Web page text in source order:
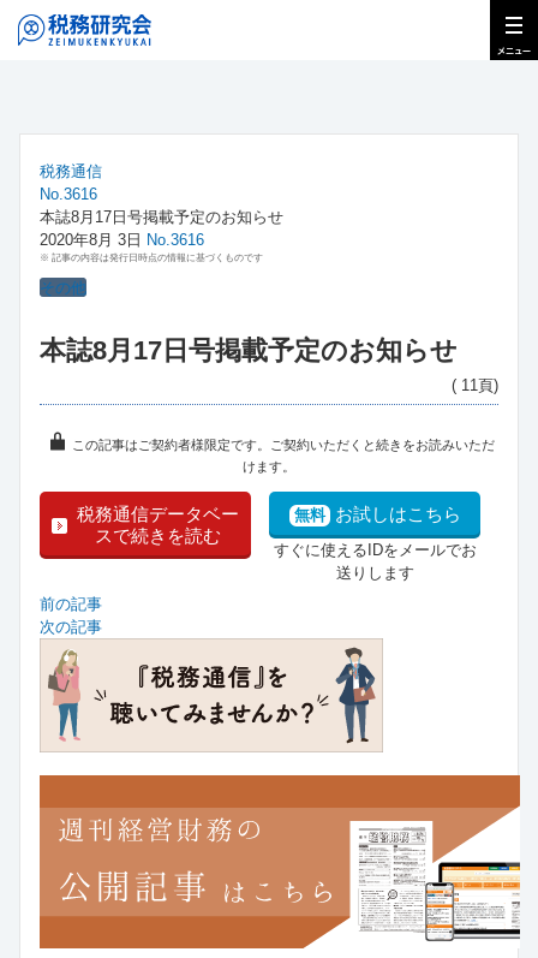
税務通信
No.3616
本誌8月17日号掲載予定のお知らせ
2020年8月 3日 No.3616
※ 記事の内容は発行日時点の情報に基づくものです
その他
本誌8月17日号掲載予定のお知らせ
( 11頁)
この記事はご契約者様限定です。ご契約いただくと続きをお読みいただ
けます。
税務通信データベー
スで続きを読む
無料 お試しはこちら
すぐに使えるIDをメールでお
送りします
前の記事
次の記事